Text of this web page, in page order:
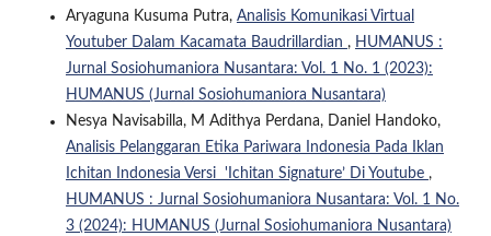
Aryaguna Kusuma Putra, Analisis Komunikasi Virtual
Youtuber Dalam Kacamata Baudrillardian , HUMANUS :
Jurnal Sosiohumaniora Nusantara: Vol. 1 No. 1 (2023):
HUMANUS (Jurnal Sosiohumaniora Nusantara)
Nesya Navisabilla, M Adithya Perdana, Daniel Handoko,
Analisis Pelanggaran Etika Pariwara Indonesia Pada Iklan
Ichitan Indonesia Versi 'Ichitan Signature’ Di Youtube ,
HUMANUS : Jurnal Sosiohumaniora Nusantara: Vol. 1 No.
3 (2024): HUMANUS (Jurnal Sosiohumaniora Nusantara)